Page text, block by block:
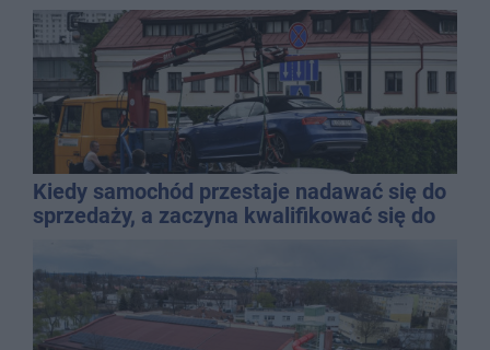
Kiedy samochód przestaje nadawać się do
sprzedaży, a zaczyna kwalifikować się do